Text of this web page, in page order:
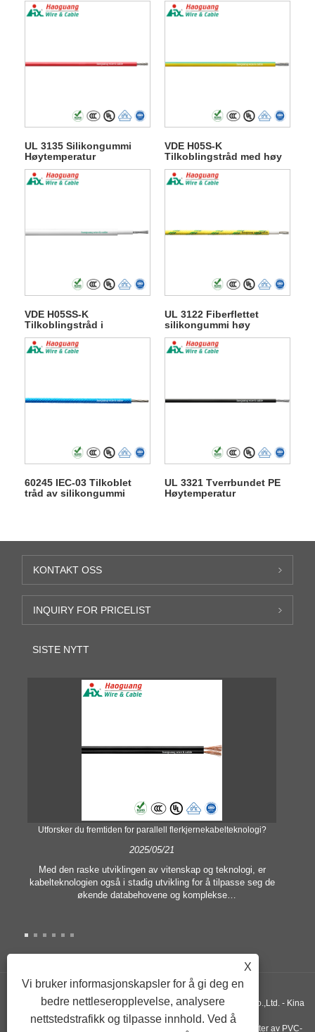
UL 3135 Silikongummi
Høytemperatur
oppkoblingstråd for
apparatet
VDE H05S-K
Tilkoblingstråd med høy
temperatur i silikongummi
VDE H05SS-K
Tilkoblingstråd i
silikongummi med høy
temperatur
UL 3122 Fiberflettet
silikongummi høy
temperatur tilkoblingstråd
60245 IEC-03 Tilkoblet
tråd av silikongummi
UL 3321 Tverrbundet PE
Høytemperatur
KONTAKT OSS
INQUIRY FOR PRICELIST
SISTE NYTT
Utforsker du fremtiden for parallell flerkjernekabelteknologi?
2025/05/21
Med den raske utviklingen av vitenskap og teknologi, er
kabelteknologien også i stadig utvikling for å tilpasse seg de
økende databehovene og komplekse
mye oppmerksomhet, og representerer en ny type
Copyright © 2019 Xiangshan Haoguang Electric Wire & Cable Co.,Ltd. - Kina
brannalarmkabler, leverandører av enkeltkjernekabler, produsenter av PVC-
X
Vi bruker informasjonskapsler for å gi deg en
bedre nettleseropplevelse, analysere
nettstedstrafikk og tilpasse innhold. Ved å